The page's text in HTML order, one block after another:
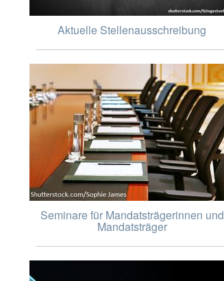
Aktuelle Stellenausschreibung
Seminare für Mandatsträgerinnen und
Mandatsträger